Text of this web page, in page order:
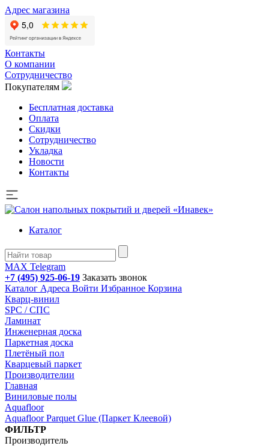
Адрес магазина
Контакты
О компании
Сотрудничество
Покупателям
Бесплатная доставка
Оплата
Скидки
Сотрудничество
Укладка
Новости
Контакты
Каталог
MAX Telegram
+7 (495) 925-06-19 Заказать звонок
Каталог Адреса Войти Избранное Корзина
Кварц-винил
SPC / СПС
Ламинат
Инженерная доска
Паркетная доска
Плетёный пол
Кварцевый паркет
Производителии
Главная
Виниловые полы
Aquafloor
Aquafloor Parquet Glue (Паркет Клеевой)
Подбор параметров
ФИЛЬТР
Производитель